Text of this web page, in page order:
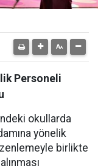
Personeli
okullarda
yönelik
birlikte